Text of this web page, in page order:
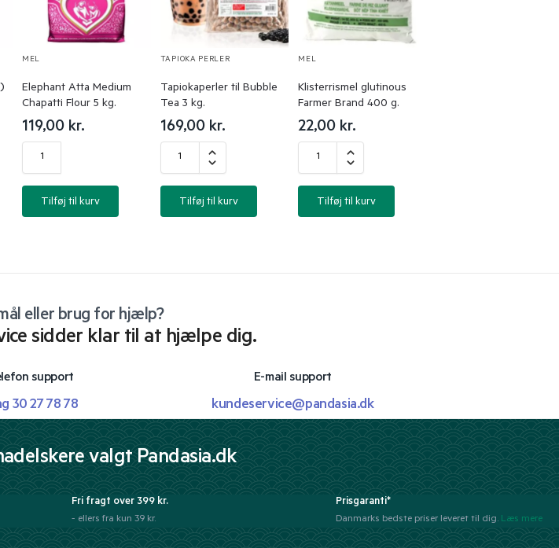
MEL
Elephant Atta Medium
Chapatti Flour 5 kg.
119,00 kr.
Tilføj til kurv
TAPIOKA PERLER
Tapiokaperler til Bubble
Tea 3 kg.
169,00 kr.
Tilføj til kurv
MEL
Klisterrismel glutinous
Farmer Brand 400 g.
22,00 kr.
Tilføj til kurv
eller brug for hjælp?
sidder klar til at hjælpe dig.
support
30 27 78 78
E-mail support
kundeservice@pandasia.dk
valgt Pandasia.dk
Fri fragt over 399 kr.
- ellers fra kun 39 kr.
Prisgaranti*
Danmarks bedste priser leveret til dig. Læs mere